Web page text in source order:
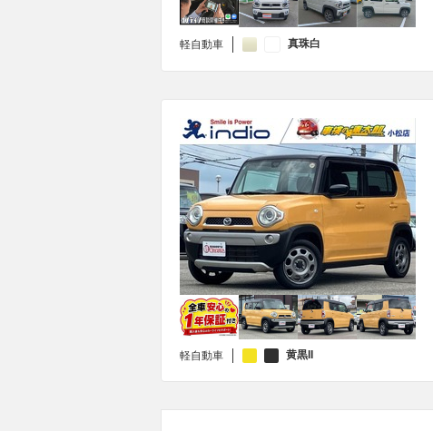
軽自動車 真珠白
軽自動車 黄黒II